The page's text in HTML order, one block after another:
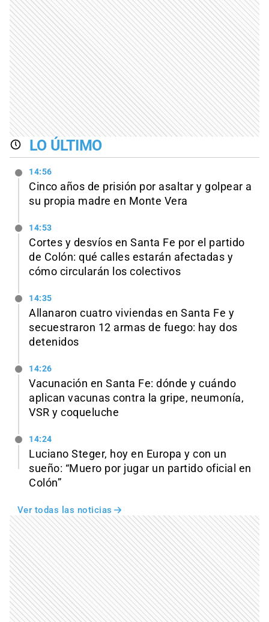
LO ÚLTIMO
14:56
Cinco años de prisión por asaltar y golpear a
su propia madre en Monte Vera
14:53
Cortes y desvíos en Santa Fe por el partido
de Colón: qué calles estarán afectadas y
cómo circularán los colectivos
14:35
Allanaron cuatro viviendas en Santa Fe y
secuestraron 12 armas de fuego: hay dos
detenidos
14:26
Vacunación en Santa Fe: dónde y cuándo
aplican vacunas contra la gripe, neumonía,
VSR y coqueluche
14:24
Luciano Steger, hoy en Europa y con un
sueño: “Muero por jugar un partido oficial en
Colón”
Ver todas las noticias